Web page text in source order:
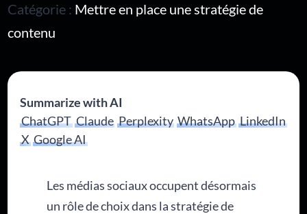
Catégorie : Mettre en place une stratégie de
contenu
Summarize with AI
ChatGPT Claude Perplexity WhatsApp LinkedIn
X Google AI
Les médias sociaux occupent désormais
un rôle de choix dans la stratégie de